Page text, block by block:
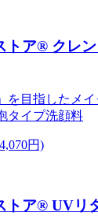
トア® クレ
を目指したメ
タイプ洗顔料
円)
トア® UVリ